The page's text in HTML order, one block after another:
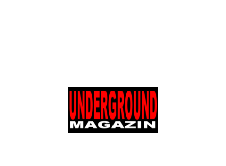
Elolvasom